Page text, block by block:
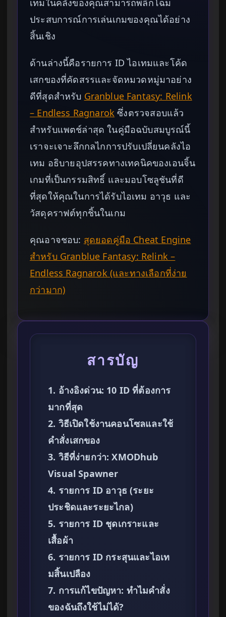
เทมในคลังของคุณสามารถพลิกโฉม
ประสบการณ์การเล่นเกมของคุณได้อย่าง
สิ้นเชิง
ด้านล่างนี้คือรายการ ID ไอเทมและโค้ด
เสกของที่คัดสรรและจัดหมวดหมู่มาอย่าง
ดีที่สุดสำหรับ Granblue Fantasy: Relink
– Endless Ragnarok ซึ่งตรวจสอบแล้ว
สำหรับแพตช์ล่าสุด ในคู่มือฉบับสมบูรณ์นี้
เราจะเจาะลึกกลไกการปรับเปลี่ยนคลังไอ
เทม อธิบายอุปสรรคทางเทคนิคของเอนจิ้น
เกมที่เป็นกรรมสิทธิ์ และมอบโซลูชันที่ดี
ที่สุดให้คุณในการได้รับไอเทม อาวุธ และ
วัสดุคราฟต์ทุกชิ้นในเกม
คุณอาจชอบ: สุดยอดคู่มือ Cheat Engine
สำหรับ Granblue Fantasy: Relink –
Endless Ragnarok (และทางเลือกที่ง่าย
กว่ามาก)
สารบัญ
1. อ้างอิงด่วน: 10 ID ที่ต้องการ
มากที่สุด
2. วิธีเปิดใช้งานคอนโซลและใช้
คำสั่งเสกของ
3. วิธีที่ง่ายกว่า: XMODhub
Visual Spawner
4. รายการ ID อาวุธ (ระยะ
ประชิดและระยะไกล)
5. รายการ ID ชุดเกราะและ
เสื้อผ้า
6. รายการ ID กระสุนและไอเท
มสิ้นเปลือง
7. การแก้ไขปัญหา: ทำไมคำสั่ง
ของฉันถึงใช้ไม่ได้?